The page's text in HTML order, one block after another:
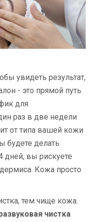
увидеть результат,
- это прямой путь
для
раз в две недели
от типа вашей кожи
будете делать
дней, вы рискуете
Кожа просто
тем чище кожа.
чистка